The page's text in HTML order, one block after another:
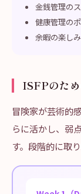
金銭管理の
健康管理の
余暇の楽し
ISFPのた
冒険家が芸術的
らに活かし、弱
す。段階的に取